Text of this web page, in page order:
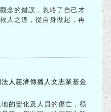
念的錯誤，忽略了­自己才
人之道，從­自身做起，再
人慈濟傳播人文志業基金
的變化及人員的傷­亡，很